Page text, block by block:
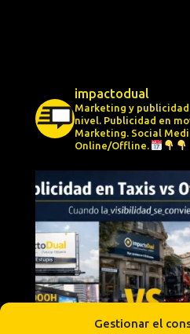
Gestionar el
impactodual
Marketing y
nivel. Publicidad en
Marketing. Social
Online/Offline.